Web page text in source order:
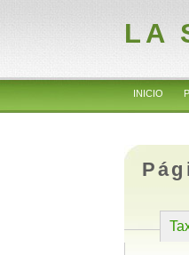
LA
INICIO